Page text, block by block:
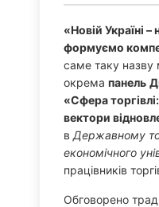
«Новій Україні –
формуємо
саме таку назву
окрема панель
«Сфера
вектори
в Державному
економічного
працівників
Обговорено